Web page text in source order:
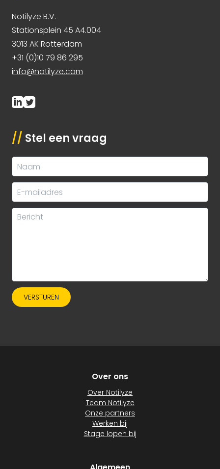
Notilyze B.V.
Stationsplein 45 A4.004
3013 AK Rotterdam
+31 (0)10 79 86 295
info@notilyze.com
// Stel een vraag
VERSTUREN
Over ons
Over Notilyze
Team Notilyze
Onze partners
Werken bij
Stage lopen bij